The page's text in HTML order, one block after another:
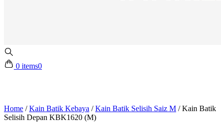
0 items0
Home /Kain Batik Kebaya /Kain Batik Selisih Saiz M /Kain Batik
Selisih Depan KBK1620 (M)